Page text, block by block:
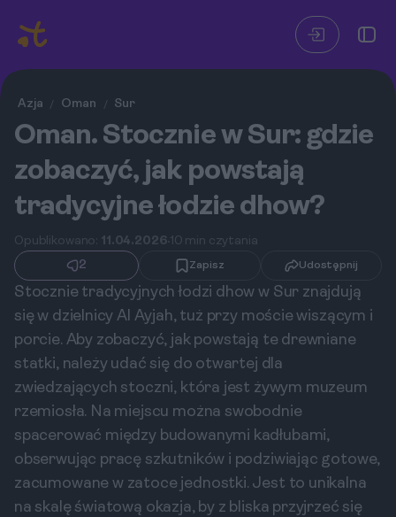
Azja / Oman / Sur
Oman. Stocznie w Sur: gdzie
zobaczyć, jak powstają
tradycyjne łodzie dhow?
Opublikowano: 11.04.2026 10 min czytania
2
Zapisz Udostępnij
Stocznie tradycyjnych łodzi dhow w Sur znajdują
się w dzielnicy Al Ayjah, tuż przy moście wiszącym i
porcie. Aby zobaczyć, jak powstają te drewniane
statki, należy udać się do otwartej dla
zwiedzających stoczni, która jest żywym muzeum
rzemiosła. Na miejscu można swobodnie
spacerować między budowanymi kadłubami,
obserwując pracę szkutników i podziwiając gotowe,
zacumowane w zatoce jednostki. Jest to unikalna
na skalę światową okazja, by z bliska przyjrzeć się